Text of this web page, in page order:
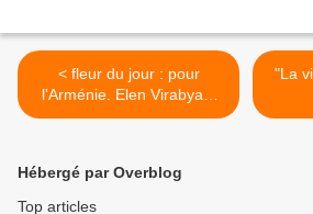
< fleur du jour : pour
l'Arménie. Elen Virabyan.
11 ans
Hébergé par Overblog
Top articles